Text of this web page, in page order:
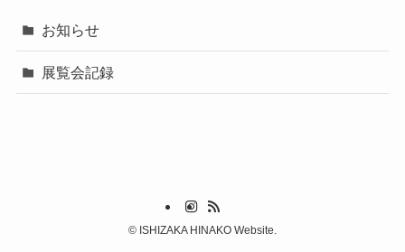
お知らせ
展覧会記録
© ISHIZAKA HINAKO Website.